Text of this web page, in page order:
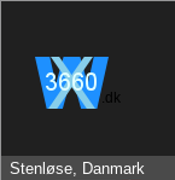
.dk
Stenløse, Danmark